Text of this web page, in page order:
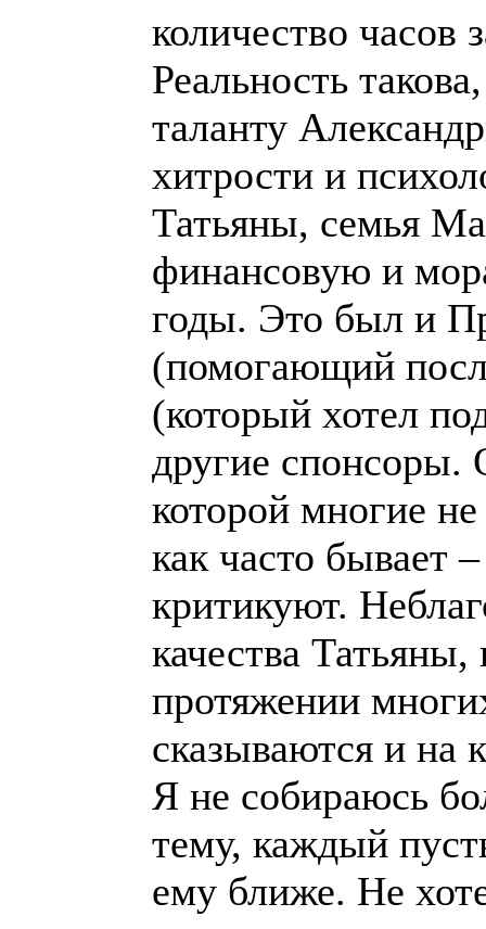
количество часов
Реальность
таланту
хитрости и
Татьяны, семья
финансовую и
годы. Это был и
(помогающий
(который хотел
другие
которой многие
как часто бывает
критикуют.
качества
протяжении
сказываются и на
Я не собираюсь
тему, каждый
ему ближе. Не